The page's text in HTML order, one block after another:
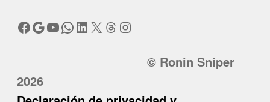
Facebook
Google
YouTube
WhatsApp
LinkedIn
X Threads
Instagram
© Ronin Sniper
2026